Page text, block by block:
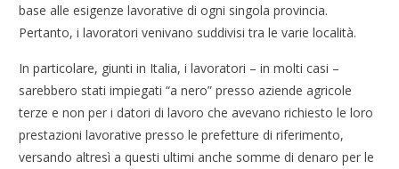
base alle esigenze lavorative di ogni singola provincia.
Pertanto, i lavoratori venivano suddivisi tra le varie località.
In particolare, giunti in Italia, i lavoratori – in molti casi –
sarebbero stati impiegati “a nero” presso aziende agricole
terze e non per i datori di lavoro che avevano richiesto le loro
prestazioni lavorative presso le prefetture di riferimento,
versando altresì a questi ultimi anche somme di denaro per le